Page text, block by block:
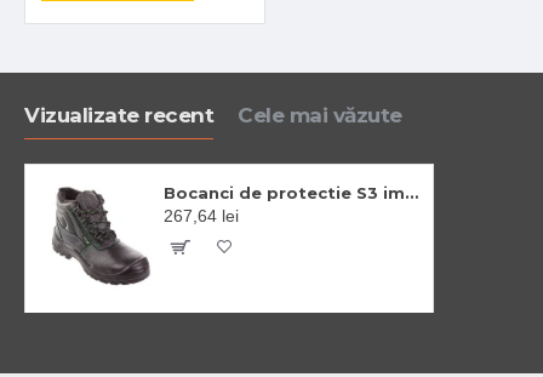
Vizualizate recent Cele mai văzute
Bocanci de protectie S3 imblaniti CI, bombeu compozit
267,64 lei